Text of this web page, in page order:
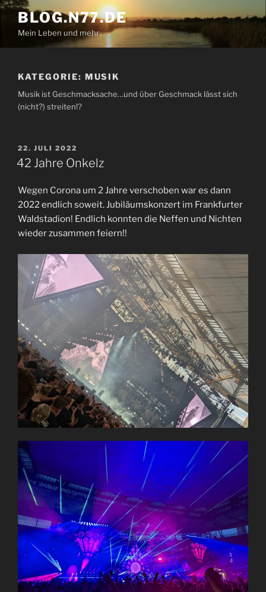
Zum
Inhalt
springen
BLOG.N77.DE
Mein Leben und mehr…
KATEGORIE: MUSIK
Musik ist Geschmacksache…und über Geschmack lässt sich
(nicht?) streiten!?
VERÖFFENTLICHT
AM
22. JULI 2022
42 Jahre Onkelz
Wegen Corona um 2 Jahre verschoben war es dann
2022 endlich soweit. Jubiläumskonzert im Frankfurter
Waldstadion! Endlich konnten die Neffen und Nichten
wieder zusammen feiern!!